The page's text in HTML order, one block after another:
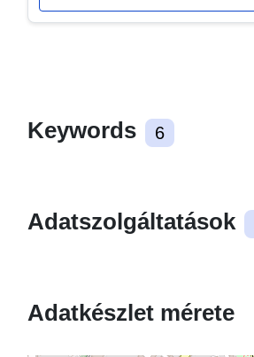
Keywords 6
Adatszolgáltatások
Adatkészlet mérete